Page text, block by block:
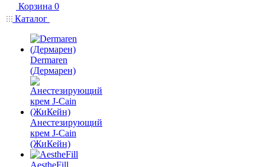
Корзина 0
Каталог
Dermaren
(Дермарен)
Анестезирующий
крем J-Cain
(ЖиКейн)
AestheFill